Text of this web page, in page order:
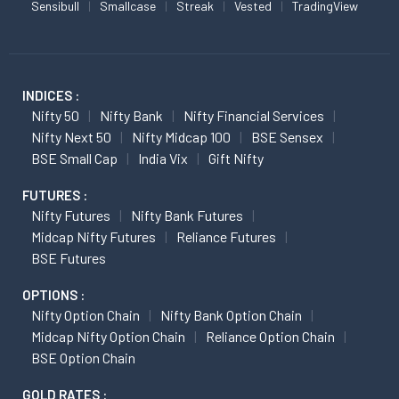
Sensibull Smallcase Streak Vested TradingView
INDICES :
Nifty 50 Nifty Bank
Nifty Financial Services
Nifty Next 50
Nifty Midcap 100
BSE Sensex
BSE Small Cap
India Vix Gift Nifty
FUTURES :
Nifty Futures
Nifty Bank Futures
Midcap Nifty Futures
Reliance Futures
BSE Futures
OPTIONS :
Nifty Option Chain
Nifty Bank Option Chain
Midcap Nifty Option Chain
Reliance Option Chain
BSE Option Chain
GOLD RATES :